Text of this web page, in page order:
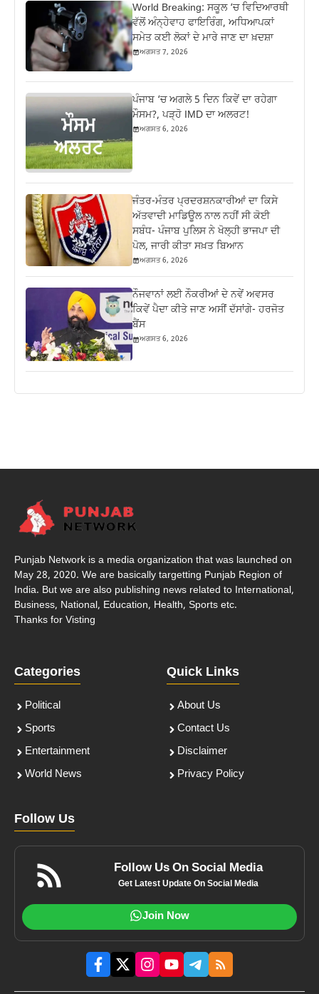
World Breaking: ਸਕੂਲ ‘ਚ ਵਿਦਿਆਰਥੀ
ਵੱਲੋਂ ਅੰਨ੍ਹੇਵਾਹ ਫਾਇਰਿੰਗ, ਅਧਿਆਪਕਾਂ
ਸਮੇਤ ਕਈ ਲੋਕਾਂ ਦੇ ਮਾਰੇ ਜਾਣ ਦਾ ਖ਼ਦਸ਼ਾ
ਅਗਸਤ 7, 2026
ਪੰਜਾਬ ‘ਚ ਅਗਲੇ 5 ਦਿਨ ਕਿਵੇਂ ਦਾ ਰਹੇਗਾ
ਮੌਸਮ?, ਪੜ੍ਹੋ IMD ਦਾ ਅਲਰਟ!
ਅਗਸਤ 6, 2026
ਜੰਤਰ-ਮੰਤਰ ਪ੍ਰਦਰਸ਼ਨਕਾਰੀਆਂ ਦਾ ਕਿਸੇ
ਅੱਤਵਾਦੀ ਮਾਡਿਊਲ ਨਾਲ ਨਹੀਂ ਸੀ ਕੋਈ
ਸਬੰਧ- ਪੰਜਾਬ ਪੁਲਿਸ ਨੇ ਖੋਲ੍ਹੀ ਭਾਜਪਾ ਦੀ
ਪੋਲ, ਜਾਰੀ ਕੀਤਾ ਸਖ਼ਤ ਬਿਆਨ
ਅਗਸਤ 6, 2026
ਨੌਜਵਾਨਾਂ ਲਈ ਨੌਕਰੀਆਂ ਦੇ ਨਵੇਂ ਅਵਸਰ
ਕਿਵੇਂ ਪੈਦਾ ਕੀਤੇ ਜਾਣ ਅਸੀਂ ਦੱਸਾਂਗੇ- ਹਰਜੋਤ
ਬੈਂਸ
ਅਗਸਤ 6, 2026
Punjab Network is a media organization that was launched on
May 28, 2020. We are basically targetting Punjab Region of
India. But we are also publishing news related to International,
Business, National, Education, Health, Sports etc.
Thanks for Visting
Categories
Political
Sports
Entertainment
World News
Quick Links
About Us
Contact Us
Disclaimer
Privacy Policy
Follow Us
Follow Us On Social Media
Get Latest Update On Social Media
Join Now